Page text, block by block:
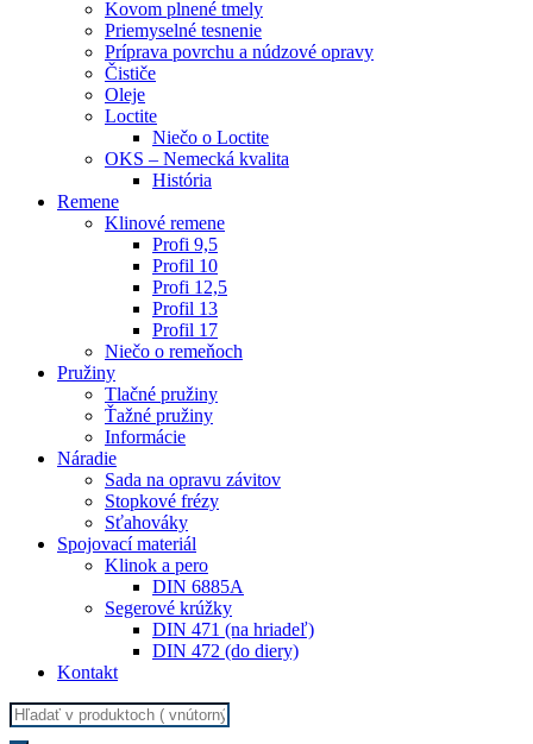
Kovom plnené tmely
Priemyselné tesnenie
Príprava povrchu a núdzové opravy
Čističe
Oleje
Loctite
Niečo o Loctite
OKS – Nemecká kvalita
História
Remene
Klinové remene
Profi 9,5
Profil 10
Profi 12,5
Profil 13
Profil 17
Niečo o remeňoch
Pružiny
Tlačné pružiny
Ťažné pružiny
Informácie
Náradie
Sada na opravu závitov
Stopkové frézy
Sťahováky
Spojovací materiál
Klinok a pero
DIN 6885A
Segerové krúžky
DIN 471 (na hriadeľ)
DIN 472 (do diery)
Kontakt
Search
for: